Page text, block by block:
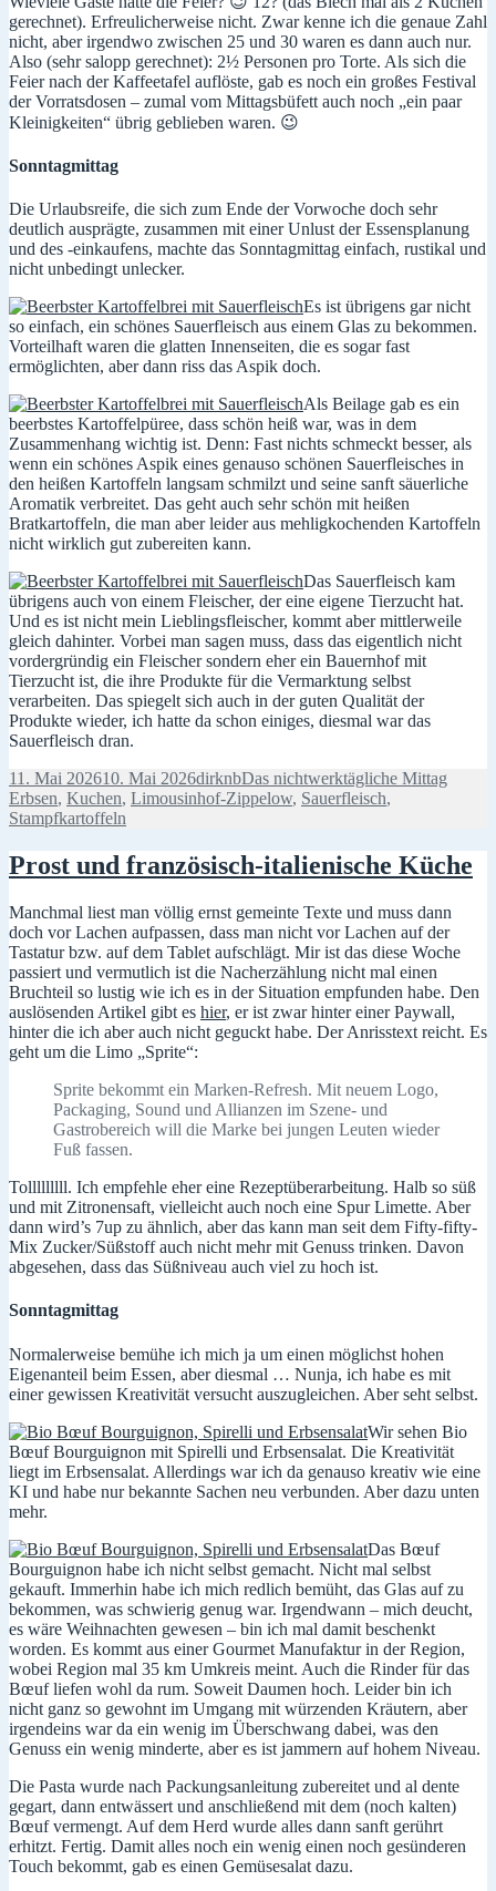
gerechnet). Erfreulicherweise nicht. Zwar kenne ich die genaue Zahl
nicht, aber irgendwo zwischen 25 und 30 waren es dann auch nur.
Also (sehr salopp gerechnet): 2½ Personen pro Torte. Als sich die
Feier nach der Kaffeetafel auflöste, gab es noch ein großes Festival
der Vorratsdosen – zumal vom Mittagsbüfett auch noch „ein paar
Kleinigkeiten“ übrig geblieben waren. 😉
Sonntagmittag
Die Urlaubsreife, die sich zum Ende der Vorwoche doch sehr
deutlich ausprägte, zusammen mit einer Unlust der Essensplanung
und des -einkaufens, machte das Sonntagmittag einfach, rustikal und
nicht unbedingt unlecker.
Es ist übrigens gar nicht
so einfach, ein schönes Sauerfleisch aus einem Glas zu bekommen.
Vorteilhaft waren die glatten Innenseiten, die es sogar fast
ermöglichten, aber dann riss das Aspik doch.
Als Beilage gab es ein
beerbstes Kartoffelpüree, dass schön heiß war, was in dem
Zusammenhang wichtig ist. Denn: Fast nichts schmeckt besser, als
wenn ein schönes Aspik eines genauso schönen Sauerfleisches in
den heißen Kartoffeln langsam schmilzt und seine sanft säuerliche
Aromatik verbreitet. Das geht auch sehr schön mit heißen
Bratkartoffeln, die man aber leider aus mehligkochenden Kartoffeln
nicht wirklich gut zubereiten kann.
Das Sauerfleisch kam
übrigens auch von einem Fleischer, der eine eigene Tierzucht hat.
Und es ist nicht mein Lieblingsfleischer, kommt aber mittlerweile
gleich dahinter. Vorbei man sagen muss, dass das eigentlich nicht
vordergründig ein Fleischer sondern eher ein Bauernhof mit
Tierzucht ist, die ihre Produkte für die Vermarktung selbst
verarbeiten. Das spiegelt sich auch in der guten Qualität der
Produkte wieder, ich hatte da schon einiges, diesmal war das
Sauerfleisch dran.
Veröffentlicht
am
11. Mai 202610. Mai 2026Autor
dirknbKategorien
Das nichtwerktägliche Mittag
Erbsen, Kuchen, Limousinhof-Zippelow, Sauerfleisch,
Stampfkartoffeln
Prost und französisch-italienische Küche
Manchmal liest man völlig ernst gemeinte Texte und muss dann
doch vor Lachen aufpassen, dass man nicht vor Lachen auf der
Tastatur bzw. auf dem Tablet aufschlägt. Mir ist das diese Woche
passiert und vermutlich ist die Nacherzählung nicht mal einen
Bruchteil so lustig wie ich es in der Situation empfunden habe. Den
auslösenden Artikel gibt es hier, er ist zwar hinter einer Paywall,
hinter die ich aber auch nicht geguckt habe. Der Anrisstext reicht. Es
geht um die Limo „Sprite“:
Sprite bekommt ein Marken-Refresh. Mit neuem Logo,
Packaging, Sound und Allianzen im Szene- und
Gastrobereich will die Marke bei jungen Leuten wieder
Fuß fassen.
Tolllllllll. Ich empfehle eher eine Rezeptüberarbeitung. Halb so süß
und mit Zitronensaft, vielleicht auch noch eine Spur Limette. Aber
dann wird’s 7up zu ähnlich, aber das kann man seit dem Fifty-fifty-
Mix Zucker/Süßstoff auch nicht mehr mit Genuss trinken. Davon
abgesehen, dass das Süßniveau auch viel zu hoch ist.
Sonntagmittag
Normalerweise bemühe ich mich ja um einen möglichst hohen
Eigenanteil beim Essen, aber diesmal … Nunja, ich habe es mit
einer gewissen Kreativität versucht auszugleichen. Aber seht selbst.
Wir sehen Bio
Bœuf Bourguignon mit Spirelli und Erbsensalat. Die Kreativität
liegt im Erbsensalat. Allerdings war ich da genauso kreativ wie eine
KI und habe nur bekannte Sachen neu verbunden. Aber dazu unten
mehr.
Das Bœuf
Bourguignon habe ich nicht selbst gemacht. Nicht mal selbst
gekauft. Immerhin habe ich mich redlich bemüht, das Glas auf zu
bekommen, was schwierig genug war. Irgendwann – mich deucht,
es wäre Weihnachten gewesen – bin ich mal damit beschenkt
worden. Es kommt aus einer Gourmet Manufaktur in der Region,
wobei Region mal 35 km Umkreis meint. Auch die Rinder für das
Bœuf liefen wohl da rum. Soweit Daumen hoch. Leider bin ich
nicht ganz so gewohnt im Umgang mit würzenden Kräutern, aber
irgendeins war da ein wenig im Überschwang dabei, was den
Genuss ein wenig minderte, aber es ist jammern auf hohem Niveau.
Die Pasta wurde nach Packungsanleitung zubereitet und al dente
gegart, dann entwässert und anschließend mit dem (noch kalten)
Bœuf vermengt. Auf dem Herd wurde alles dann sanft gerührt
erhitzt. Fertig. Damit alles noch ein wenig einen noch gesünderen
Touch bekommt, gab es einen Gemüsesalat dazu.